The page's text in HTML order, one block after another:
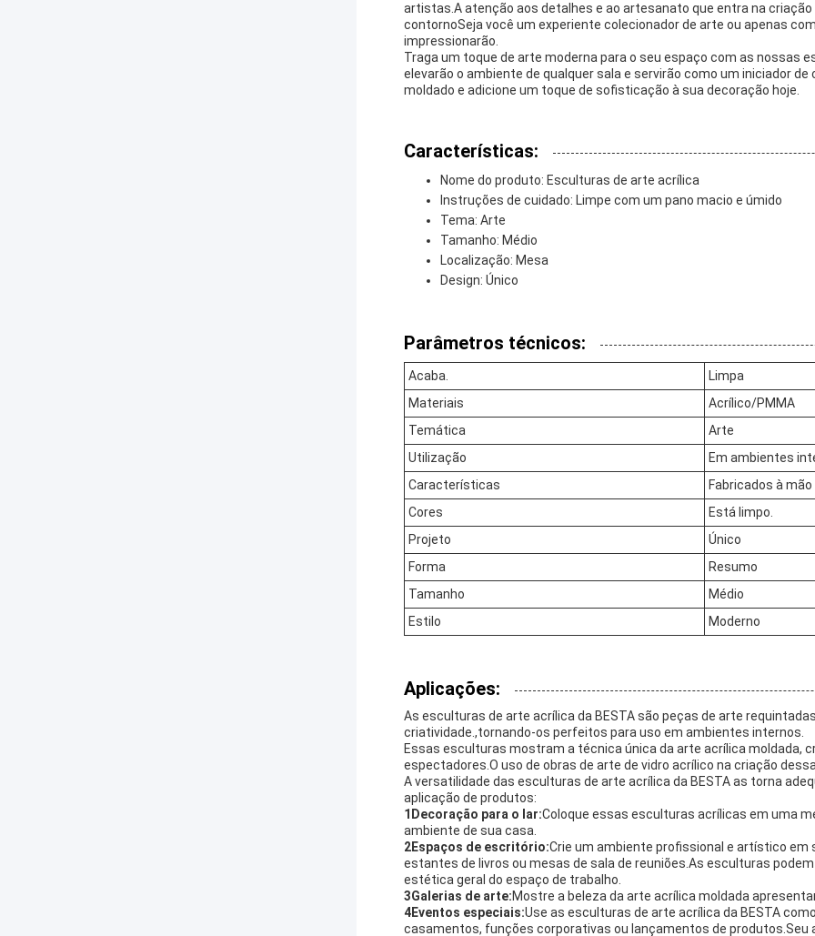
artistas.A atenção aos detalhes e ao artesanato que entra na
contornoSeja você um experiente colecionador de arte ou apenas
impressionarão.
Traga um toque de arte moderna para o seu espaço com as nossas
elevarão o ambiente de qualquer sala e servirão como um iniciador
moldado e adicione um toque de sofisticação à sua decoração hoje.
Características:
Nome do produto: Esculturas de arte acrílica
Instruções de cuidado: Limpe com um pano macio e úmido
Tema: Arte
Tamanho: Médio
Localização: Mesa
Design: Único
Parâmetros técnicos:
Acaba.
Limpa
Materiais
Acrílico/PMMA
Temática
Arte
Utilização
Em ambientes
Características
Fabricados à mão
Cores
Está limpo.
Projeto
Único
Forma
Resumo
Tamanho
Médio
Estilo
Moderno
Aplicações:
As esculturas de arte acrílica da BESTA são peças de arte
criatividade.,tornando-os perfeitos para uso em ambientes internos.
Essas esculturas mostram a técnica única da arte acrílica moldada,
espectadores.O uso de obras de arte de vidro acrílico na criação
A versatilidade das esculturas de arte acrílica da BESTA as torna
aplicação de produtos:
1Decoração para o lar:Coloque essas esculturas acrílicas em uma
ambiente de sua casa.
2Espaços de escritório:Crie um ambiente profissional e artístico
estantes de livros ou mesas de sala de reuniões.As esculturas
estética geral do espaço de trabalho.
3Galerias de arte:Mostre a beleza da arte acrílica moldada
4Eventos especiais:Use as esculturas de arte acrílica da BESTA
casamentos, funções corporativas ou lançamentos de